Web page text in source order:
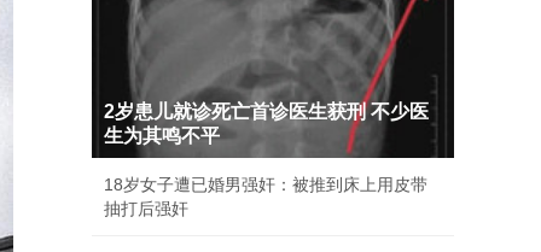
2岁患儿就诊死亡首诊医生获刑 不少医
生为其鸣不平
18岁女子遭已婚男强奸：被推到床上用皮带
抽打后强奸